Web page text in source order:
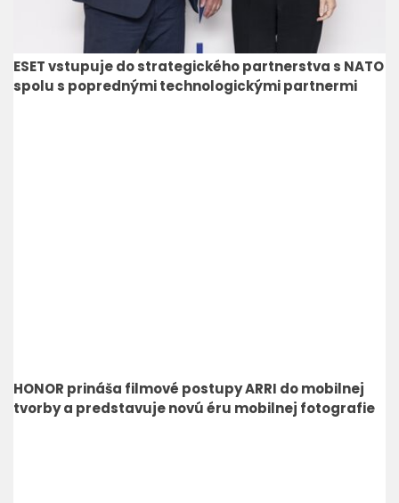
ESET vstupuje do strategického partnerstva s NATO
spolu s poprednými technologickými partnermi
HONOR prináša filmové postupy ARRI do mobilnej
tvorby a predstavuje novú éru mobilnej fotografie